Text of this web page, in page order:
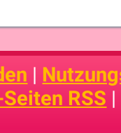
|
RSS |